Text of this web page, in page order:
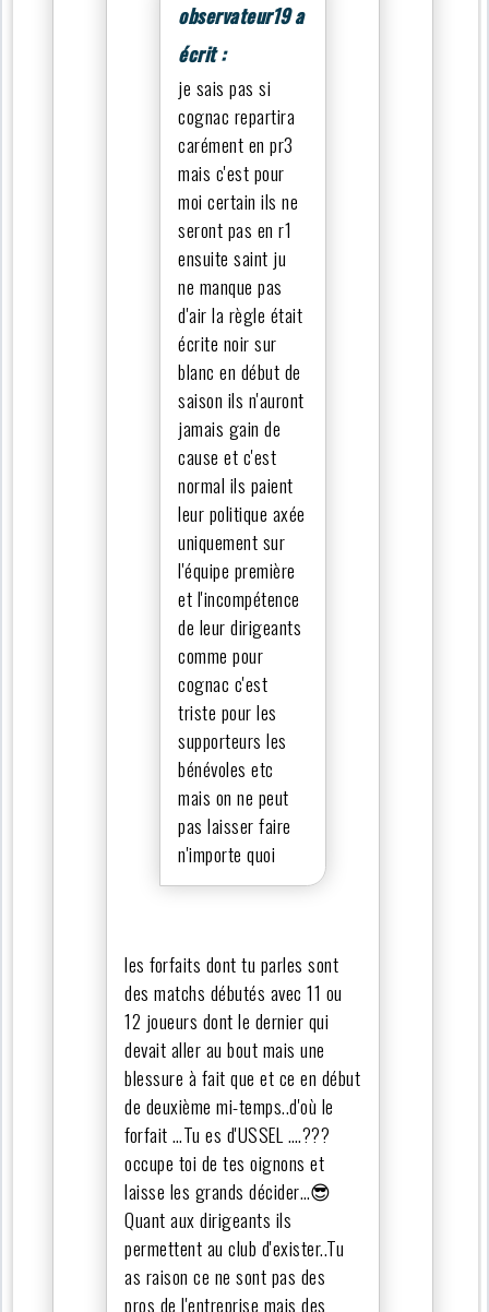
observateur19 a
écrit :
je sais pas si
cognac repartira
carément en pr3
mais c'est pour
moi certain ils ne
seront pas en r1
ensuite saint ju
ne manque pas
d'air la règle était
écrite noir sur
blanc en début de
saison ils n'auront
jamais gain de
cause et c'est
normal ils paient
leur politique axée
uniquement sur
l'équipe première
et l'incompétence
de leur dirigeants
comme pour
cognac c'est
triste pour les
supporteurs les
bénévoles etc
mais on ne peut
pas laisser faire
n'importe quoi
les forfaits dont tu parles sont
des matchs débutés avec 11 ou
12 joueurs dont le dernier qui
devait aller au bout mais une
blessure à fait que et ce en début
de deuxième mi-temps..d'où le
forfait …Tu es d'USSEL ….???
occupe toi de tes oignons et
laisse les grands décider…😎
Quant aux dirigeants ils
permettent au club d'exister..Tu
as raison ce ne sont pas des
pros de l'entreprise mais des